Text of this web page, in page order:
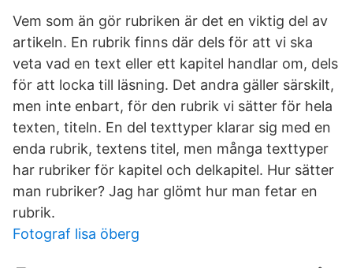
Vem som än gör rubriken är det en viktig del av
artikeln. En rubrik finns där dels för att vi ska
veta vad en text eller ett kapitel handlar om, dels
för att locka till läsning. Det andra gäller särskilt,
men inte enbart, för den rubrik vi sätter för hela
texten, titeln. En del texttyper klarar sig med en
enda rubrik, textens titel, men många texttyper
har rubriker för kapitel och delkapitel. Hur sätter
man rubriker? Jag har glömt hur man fetar en
rubrik.
Fotograf lisa öberg